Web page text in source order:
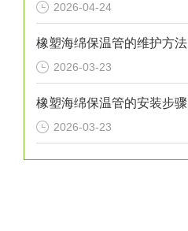
2026-04-24
橡塑海绵保温管的维护方法
2026-03-23
橡塑海绵保温管的安装步骤
2026-03-23